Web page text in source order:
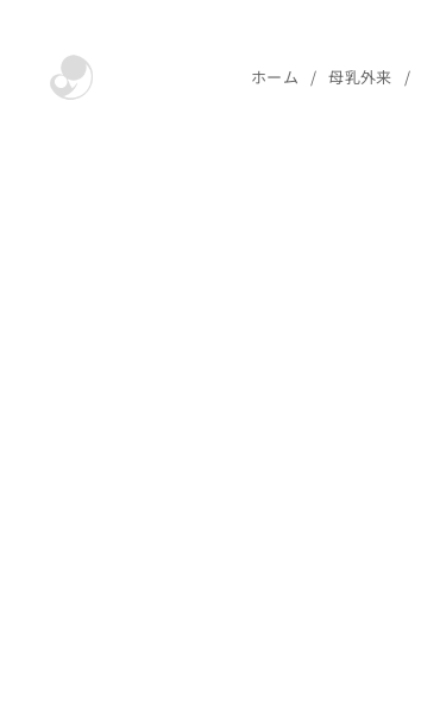
ホーム 母乳外来